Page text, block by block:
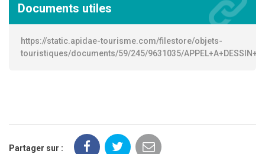
Documents utiles
https://static.apidae-tourisme.com/filestore/objets-
touristiques/documents/59/245/9631035/
Partager sur :